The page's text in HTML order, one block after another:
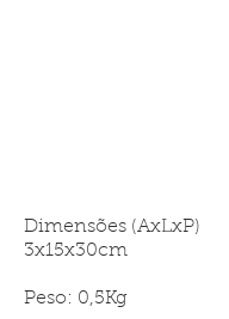
Dimensões (AxLxP)
3x15x30cm
Peso: 0,5Kg